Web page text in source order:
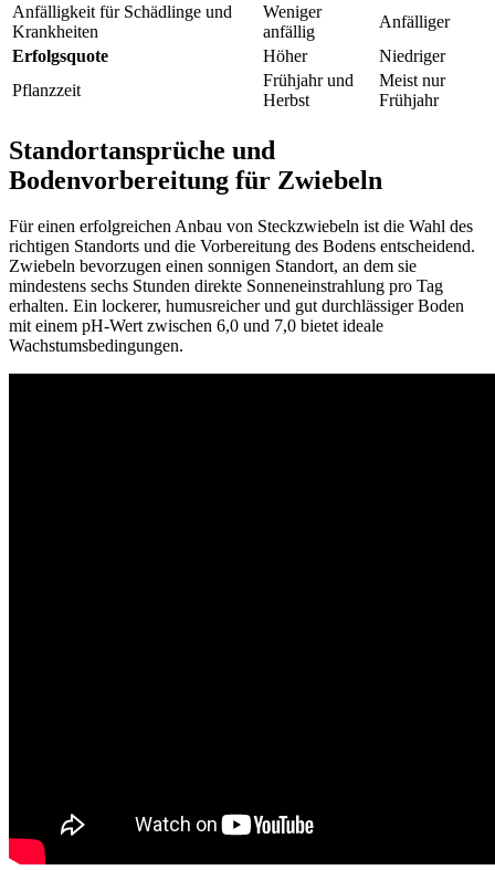
Anfälligkeit für Schädlinge und
Krankheiten
Weniger
anfällig
Anfälliger
Erfolgsquote
Höher
Niedriger
Pflanzzeit
Frühjahr und
Herbst
Meist nur
Frühjahr
Standortansprüche und
Bodenvorbereitung für Zwiebeln
Für einen erfolgreichen Anbau von Steckzwiebeln ist die Wahl des
richtigen Standorts und die Vorbereitung des Bodens entscheidend.
Zwiebeln bevorzugen einen sonnigen Standort, an dem sie
mindestens sechs Stunden direkte Sonneneinstrahlung pro Tag
erhalten. Ein lockerer, humusreicher und gut durchlässiger Boden
mit einem pH-Wert zwischen 6,0 und 7,0 bietet ideale
Wachstumsbedingungen.